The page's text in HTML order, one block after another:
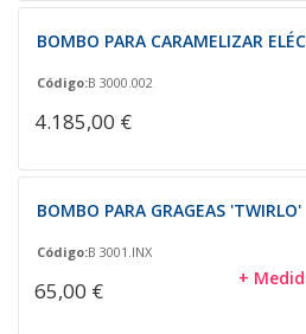
BOMBO PARA CARAMELIZAR
Código:B 3000.002
4.185,00 €
BOMBO PARA GRAGEAS 'TWIRLO'
Código:B 3001.INX
65,00 € +